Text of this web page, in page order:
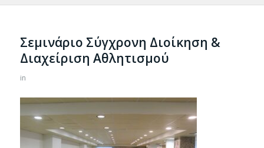
Σεμινάριο Σύγχρονη Διοίκηση &
Διαχείριση Αθλητισμού
in